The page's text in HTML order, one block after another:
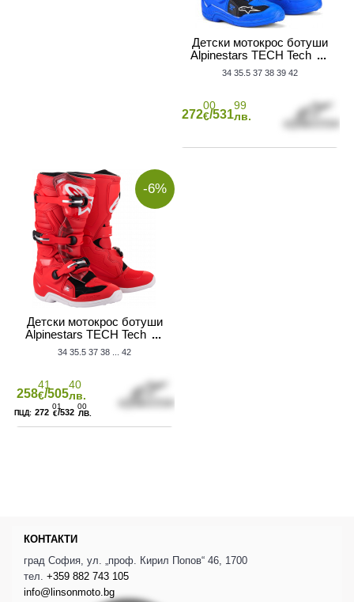
Детски мотокрос ботуши
Alpinestars TECH Tech 7S
BLUE/BLACK/WHITE
34 35.5 37 38 39 42
272
00
€/531
99
лв.
-6%
Детски мотокрос ботуши
Alpinestars TECH Tech 7S
RED
34 35.5 37 38 42
258
41
€/505
40
лв.
272
01
€/532
00
ЛВ.
КОНТАКТИ
град София, ул. „проф. Кирил Попов“ 46, 1700
тел. +359 882 743 105
info@linsonmoto.bg